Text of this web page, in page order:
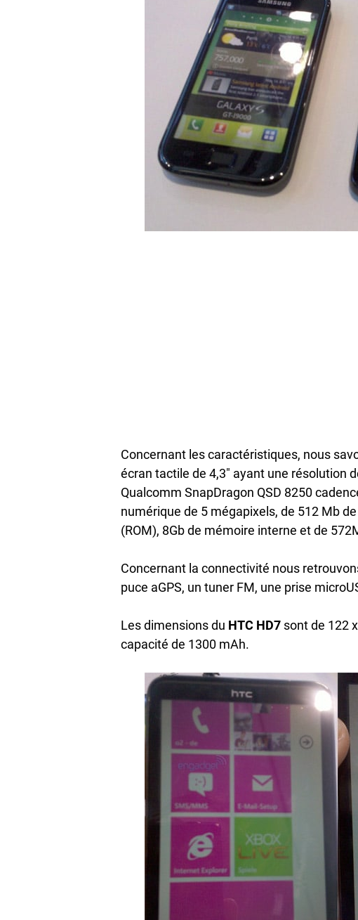
Concernant les caractéristiques, nous
écran tactile de 4,3″ ayant une résolution
Qualcomm SnapDragon QSD 8250
numérique de 5 mégapixels, de 512 Mb
(ROM), 8Gb de mémoire interne et de
Concernant la connectivité nous
puce aGPS, un tuner FM, une prise
Les dimensions du HTC HD7 sont de 122
capacité de 1300 mAh.